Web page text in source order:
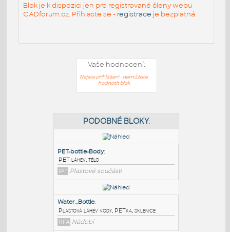
Blok je k dispozici jen pro registrované členy webu
CADforum.cz. Přihlaste se - registrace je bezplatná.
Vaše hodnocení:
Nejste přihlášeni - nemůžete
hodnotit blok